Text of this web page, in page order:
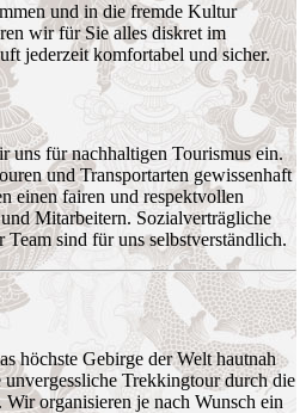
und in die fremde Kultur
wir für Sie alles diskret im
jederzeit komfortabel und sicher.
uns für nachhaltigen Tourismus ein.
und Transportarten gewissenhaft
einen fairen und respektvollen
Mitarbeitern. Sozialverträgliche
sind für uns selbstverständlich.
höchste Gebirge der Welt hautnah
Trekkingtour durch die
organisieren je nach Wunsch ein